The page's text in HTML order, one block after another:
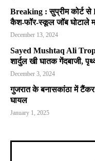
Breaking : सुप्रीम कोर्ट से
कैश-फॉर-स्कूल जॉब घोटाले
December 13, 2024
Sayed Mushtaq Ali
शार्दुल खी घातक गेंदबाजी,
December 3, 2024
गुजरात के बनासकांठा में
घायल
January 1, 2025